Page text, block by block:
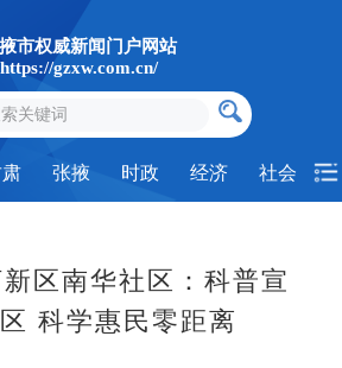
市权威新闻门户网站
https://gzxw.com.cn/
张掖 时政 经济 社会
区南华社区：科普宣
科学惠民零距离